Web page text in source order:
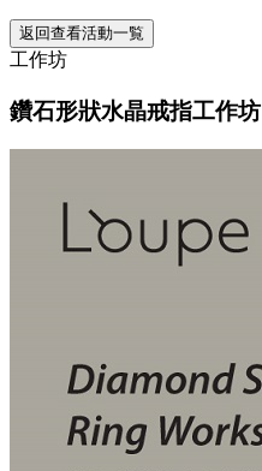
返回查看活動一覧
工作坊
鑽石形狀水晶戒指工作坊